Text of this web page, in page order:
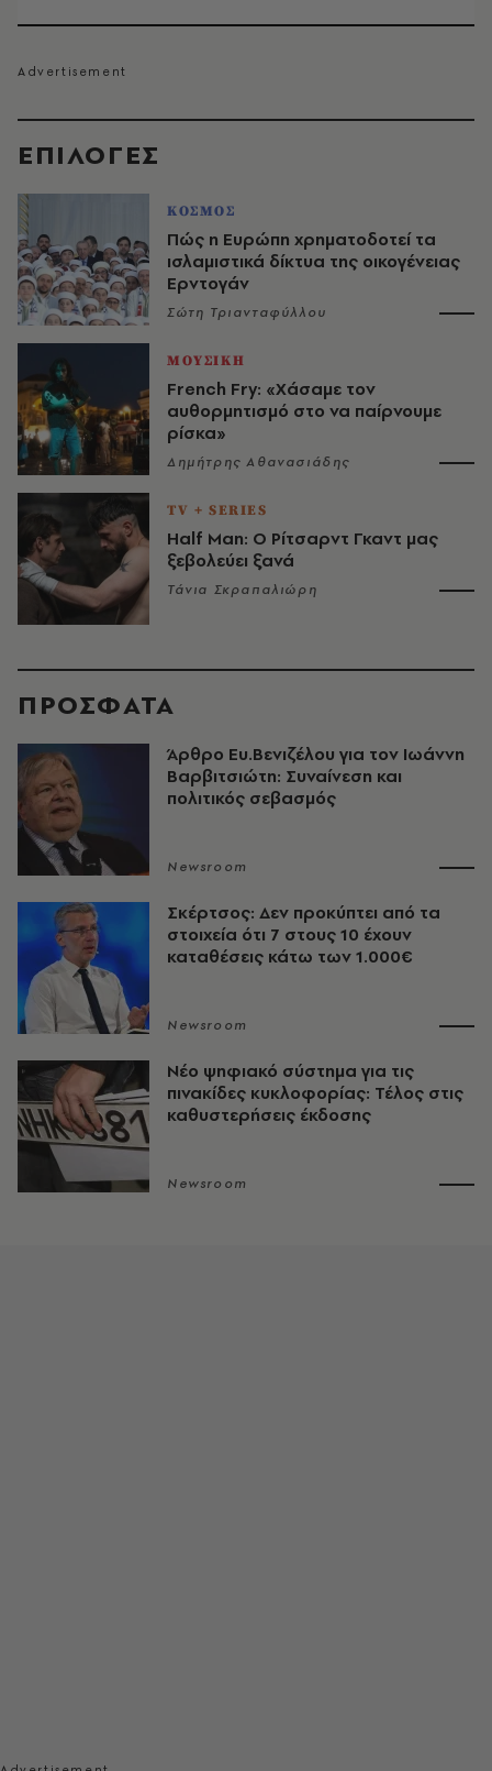
EΠΙΛΟΓΈΣ
ΚΟΣΜΟΣ
Πώς η Ευρώπη χρηματοδοτεί τα
ισλαμιστικά δίκτυα της οικογένειας
Ερντογάν
Σώτη Τριανταφύλλου
ΜΟΥΣΙΚΗ
French Fry: «Χάσαμε τον
αυθορμητισμό στο να παίρνουμε
ρίσκα»
Δημήτρης Αθανασιάδης
TV + SERIES
Half Man: Ο Ρίτσαρντ Γκαντ μας
ξεβολεύει ξανά
Τάνια Σκραπαλιώρη
ΠΡΟΣΦΑΤΑ
Άρθρο Ευ.Βενιζέλου για τον Iωάννη
Βαρβιτσιώτη: Συναίνεση και
πολιτικός σεβασμός
Newsroom
Σκέρτσος: Δεν προκύπτει από τα
στοιχεία ότι 7 στους 10 έχουν
καταθέσεις κάτω των 1.000€
Newsroom
Νέο ψηφιακό σύστημα για τις
πινακίδες κυκλοφορίας: Τέλος στις
καθυστερήσεις έκδοσης
Newsroom